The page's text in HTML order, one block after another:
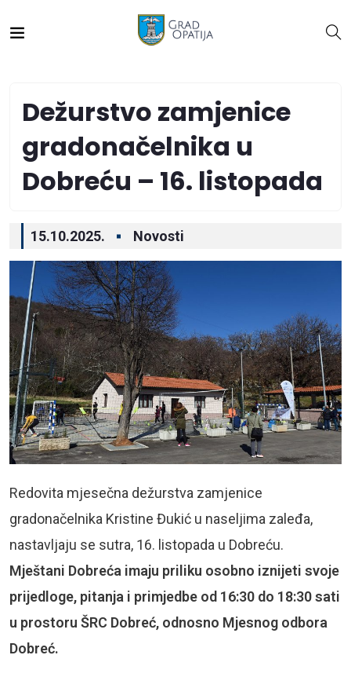
Dežurstvo zamjenice
gradonačelnika u
Dobreću – 16. listopada
15.10.2025. Novosti
Redovita mjesečna dežurstva zamjenice
gradonačelnika Kristine Đukić u naseljima zaleđa,
nastavljaju se sutra, 16. listopada u Dobreću.
Mještani Dobreća imaju priliku osobno iznijeti svoje
prijedloge, pitanja i primjedbe od 16:30 do 18:30 sati
u prostoru ŠRC Dobreć, odnosno Mjesnog odbora
Dobreć.